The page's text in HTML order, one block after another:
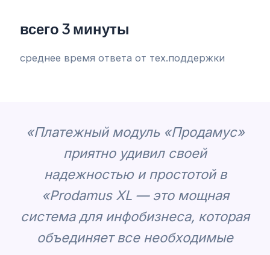
всего 3 минуты
среднее время ответа от тех.поддержки
«‎Платежный модуль «Продамус»
приятно удивил своей
надежностью и простотой в
«Prodamus XL — это мощная
система для инфобизнеса, которая
объединяет все необходимые